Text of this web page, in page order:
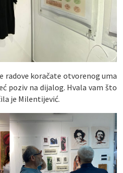
radove koračate otvorenog uma
poziv na dijalog. Hvala vam što
je Milentijević.